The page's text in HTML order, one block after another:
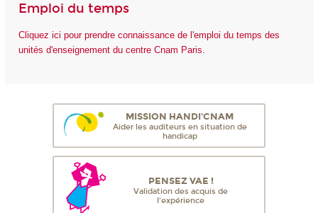
Emploi du temps
Cliquez ici pour prendre connaissance de l'emploi du temps des
unités d'enseignement du centre Cnam Paris.
MISSION HANDI'CNAM
Aider les auditeurs en situation de
handicap
PENSEZ VAE !
Validation des acquis de
l'expérience